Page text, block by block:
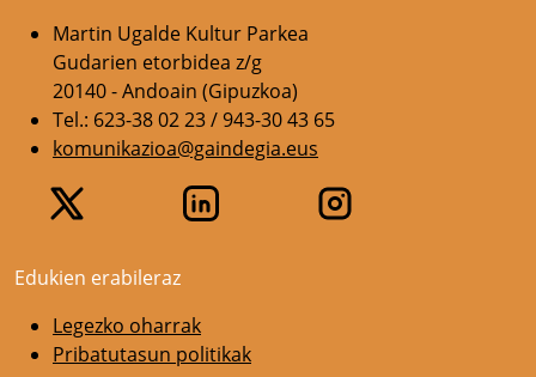
Martin Ugalde Kultur Parkea
Gudarien etorbidea z/g
20140 - Andoain (Gipuzkoa)
Tel.: 623-38 02 23 / 943-30 43 65
komunikazioa@gaindegia.eus
Edukien erabileraz
Legezko oharrak
Pribatutasun politikak